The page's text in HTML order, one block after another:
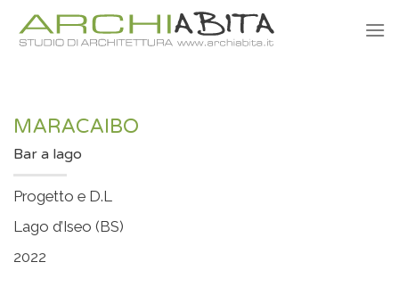
MARACAIBO
Bar a lago
Progetto e D.L
Lago d’Iseo (BS)
2022